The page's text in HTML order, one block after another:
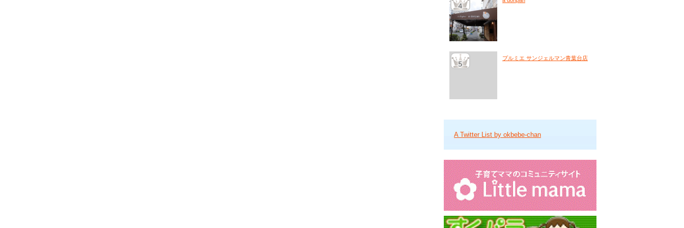
プルミエ サンジェルマン青葉台店
A Twitter List by okbebe-chan